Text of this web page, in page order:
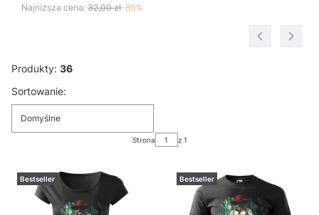
Najniższa cena: 32,00 zł-80%
Produkty: 36
Lista produktów
Sortowanie:
Domyślne
Strona z 1
Bestseller Bestseller